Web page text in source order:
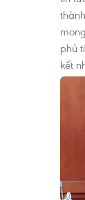
phủ
kết